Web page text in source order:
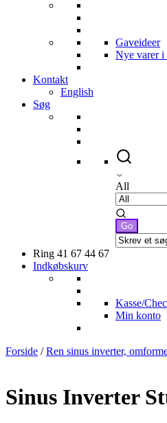
Gaveideer
Nye varer i
Kontakt
English
Søg
All
Ring 41 67 44 67
Indkøbskurv
Kasse/
Min konto
Forside /Ren sinus inverter,
Sinus Inverter